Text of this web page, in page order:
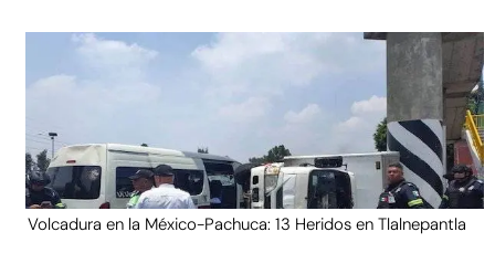
Volcadura en la México-Pachuca: 13 Heridos en Tlalnepantla